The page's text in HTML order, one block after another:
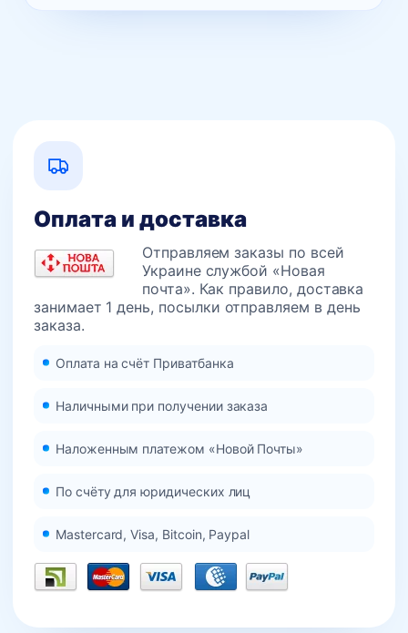
Оплата и доставка
Отправляем заказы по всей
Украине службой «Новая
почта». Как правило, доставка
занимает 1 день, посылки отправляем в день
заказа.
Оплата на счёт Приватбанка
Наличными при получении заказа
Наложенным платежом «Новой Почты»
По счёту для юридических лиц
Mastercard, Visa, Bitcoin, Paypal